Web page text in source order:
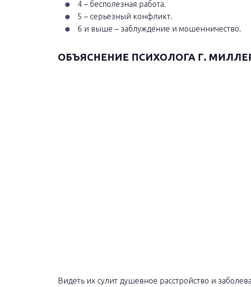
4 – бесполезная работа.
5 – серьезный конфликт.
6 и выше – заблуждение и мошенничество.
ОБЪЯСНЕНИЕ ПСИХОЛОГА Г.
Видеть их сулит душевное расстройство и